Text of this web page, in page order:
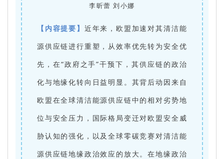
李昕蕾 刘小娜
【内容提要】 近年来，欧盟加速对其清洁能
源供应链进行重塑，从效率优先转为安全优
先，在“政府之手”干预下，其供应链的政治
化与地缘化转向日益明显。其背后动因来自
欧盟在全球清洁能源供应链中的相对劣势地
位与安全压力，国际格局变迁对欧盟安全威
胁认知的强化，以及全球零碳竞赛对清洁能
源供应链地缘政治效应的放大。在地缘政治